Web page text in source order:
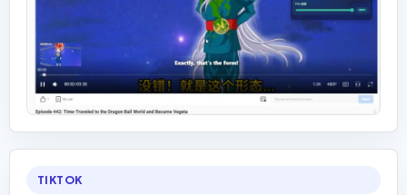
TIKTOK